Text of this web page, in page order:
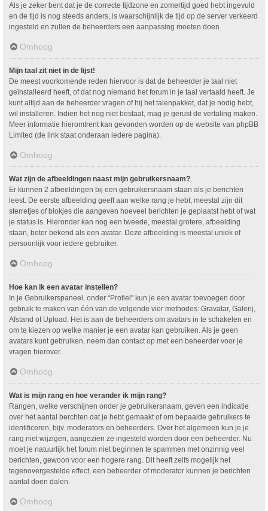
Als je zeker bent dat je de correcte tijdzone en zomertijd goed hebt ingevuld
en de tijd is nog steeds anders, is waarschijnlijk de tijd op de server verkeerd
ingesteld en zullen de beheerders een aanpassing moeten doen.
Omhoog
Mijn taal zit niet in de lijst!
De meest voorkomende reden hiervoor is dat de beheerder je taal niet
geïnstalleerd heeft, of dat nog niemand het forum in je taal vertaald heeft. Je
kunt altijd aan de beheerder vragen of hij het talenpakket, dat je nodig hebt,
wil installeren. Indien het nog niet bestaat, mag je gerust de vertaling maken.
Meer informatie hieromtrent kan gevonden worden op de website van phpBB
Limited (de link staat onderaan iedere pagina).
Omhoog
Wat zijn de afbeeldingen naast mijn gebruikersnaam?
Er kunnen 2 afbeeldingen bij een gebruikersnaam staan als je berichten
leest. De eerste afbeelding geeft aan welke rang je hebt, meestal zijn dit
sterretjes of blokjes die aangeven hoeveel berichten je geplaatst hebt of wat
je status is. Hieronder kan nog een tweede, meestal grotere, afbeelding
staan, beter bekend als een avatar. Deze afbeelding is meestal uniek of
persoonlijk voor iedere gebruiker.
Omhoog
Hoe kan ik een avatar instellen?
In je Gebruikerspaneel, onder “Profiel” kun je een avatar toevoegen door
gebruik te maken van één van de volgende vier methodes: Gravatar, Galerij,
Afstand of Upload. Het is aan de beheerders om avatars in te schakelen en
om te kiezen op welke manier je een avatar kan gebruiken. Als je geen
avatars kunt gebruiken, neem dan contact op met een beheerder voor je
vragen hierover.
Omhoog
Wat is mijn rang en hoe verander ik mijn rang?
Rangen, welke verschijnen onder je gebruikersnaam, geven een indicatie
over het aantal berchten dat je hebt gemaakt of om bepaalde gebruikers te
identificeren, bijv. moderators en beheerders. Over het algemeen kun je je
rang niet wijzigen, aangezien ze ingesteld worden door een beheerder. Nu
moet je natuurlijk het forum niet beginnen te spammen met onzinnig veel
berichten, gewoon voor een hogere rang. Dit heeft zelfs mogelijk het
tegenovergestelde effect, een beheerder of moderator kunnen je berichten
aantal doen dalen.
Omhoog